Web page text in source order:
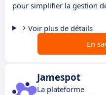
pour simplifier la gestion
Voir plus de détails
En
Jamespot
La plateforme